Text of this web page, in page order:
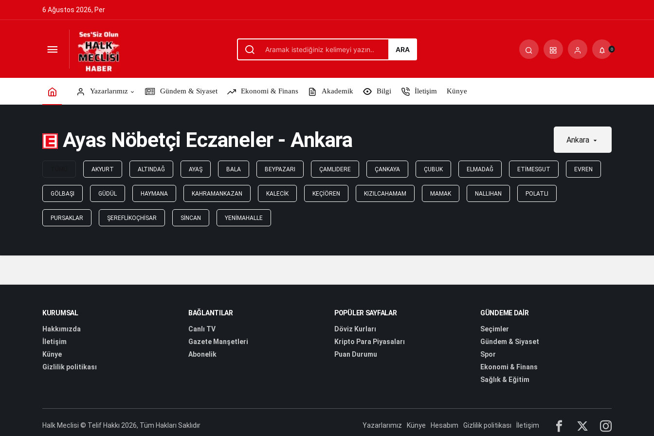
6 Ağustos 2026, Per
ARA 0
Yazarlarımız Gündem & Siyaset Ekonomi & Finans Akademik Bilgi İletişim Künye
Ayas Nöbetçi Eczaneler - Ankara Ankara
AKYURT ALTINDAĞ AYAŞ BALA BEYPAZARI ÇAMLIDERE ÇANKAYA ÇUBUK ELMADAĞ ETIMESGUT EVREN
GÖLBAŞI GÜDÜL HAYMANA KAHRAMANKAZAN KALECIK KEÇIÖREN KIZILCAHAMAM MAMAK NALLIHAN POLATLI
PURSAKLAR ŞEREFLIKOÇHISAR SINCAN YENIMAHALLE
KURUMSAL
Hakkımızda
İletişim
Künye
Gizlilik politikası
BAĞLANTILAR
Canlı TV
Gazete Manşetleri
Abonelik
POPÜLER SAYFALAR
Döviz Kurları
Kripto Para Piyasaları
Puan Durumu
GÜNDEME DAIR
Seçimler
Gündem & Siyaset
Spor
Ekonomi & Finans
Sağlık & Eğitim
Halk Meclisi © Telif Hakkı 2026, Tüm Hakları Saklıdır Yazarlarımız Künye Hesabım Gizlilik politikası İletişim